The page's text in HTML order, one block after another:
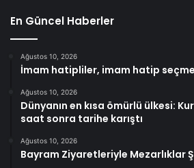
En Güncel Haberler
Ağustos 10, 2026
İmam hatipliler, imam hatip
Ağustos 10, 2026
Dünyanın en kısa ömürlü ülkesi:
saat sonra tarihe karıştı
Ağustos 10, 2026
Bayram Ziyaretleriyle Mezarlıklar